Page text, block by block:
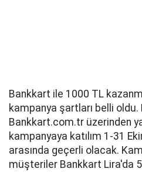
Bankkart ile 1000 TL
kampanya şartları belli
Bankkart.com.tr üzerinden
kampanyaya katılım 1-31
arasında geçerli olacak.
müşteriler Bankkart Lira'da